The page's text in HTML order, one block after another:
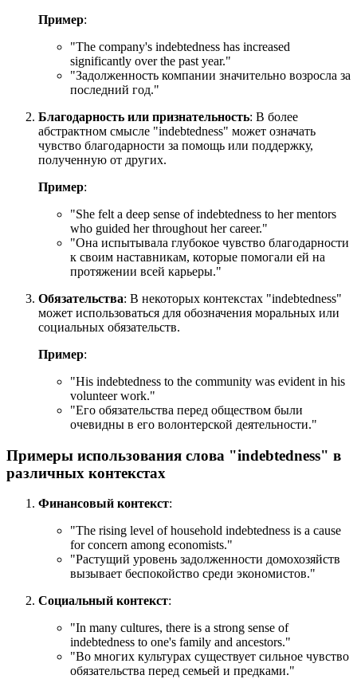
Пример:
"The company's indebtedness has increased
significantly over the past year."
"Задолженность компании значительно возросла за
последний год."
Благодарность или признательность: В более
абстрактном смысле "indebtedness" может означать
чувство благодарности за помощь или поддержку,
полученную от других.
Пример:
"She felt a deep sense of indebtedness to her mentors
who guided her throughout her career."
"Она испытывала глубокое чувство благодарности
к своим наставникам, которые помогали ей на
протяжении всей карьеры."
Обязательства: В некоторых контекстах "indebtedness"
может использоваться для обозначения моральных или
социальных обязательств.
Пример:
"His indebtedness to the community was evident in his
volunteer work."
"Его обязательства перед обществом были
очевидны в его волонтерской деятельности."
Примеры использования слова "indebtedness" в
различных контекстах
Финансовый контекст:
"The rising level of household indebtedness is a cause
for concern among economists."
"Растущий уровень задолженности домохозяйств
вызывает беспокойство среди экономистов."
Социальный контекст:
"In many cultures, there is a strong sense of
indebtedness to one's family and ancestors."
"Во многих культурах существует сильное чувство
обязательства перед семьей и предками."